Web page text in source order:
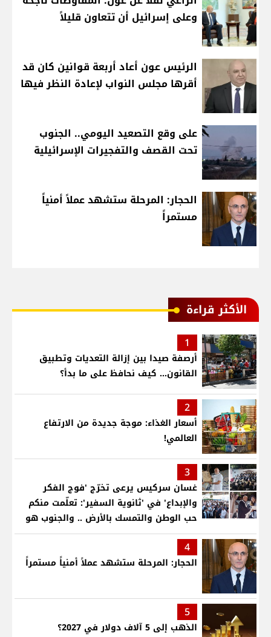
وعلى إسرائيل أن تتعاون قليلاً
الرئيس عون أعاد أربعة قوانين كان قد
أقرها مجلس النواب لإعادة النظر فيها
على وقع التصعيد اليومي.. الجنوب
تحت القصف والتفجيرات الإسرائيلية
الحجار: المرحلة ستشهد عملاً أمنياً
مستمراً
الأكثر قراءة
1
أرصفة صيدا بين إزالة التعديات وتطبيق
القانون... كيف نحافظ على ما بدأ؟
2
أسعار الغذاء: موجة جديدة من الارتفاع
العالمي!
3
غسان سركيس يرعى تخرّج 'فوج الفكر
والإبداع' في 'ثانوية السفير': تعلّمت منكم
حب الوطن والتمسك بالأرض .. والجنوب هو
عزة وكرامة لبنان
4
الحجار: المرحلة ستشهد عملاً أمنياً مستمراً
5
الذهب إلى 5 آلاف دولار في 2027؟